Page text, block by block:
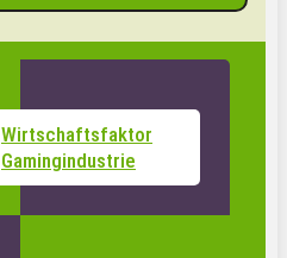
Wirtschaftsfaktor
Gamingindustrie